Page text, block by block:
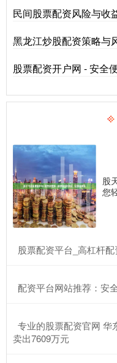
民间股票配资风险与收
黑龙江炒股配资策略与
股票配资开户网 - 安全
股
您
股票配资平台_高杠杆
配资平台网站推荐：安
专业的股票配资官网 华
卖出7609万元